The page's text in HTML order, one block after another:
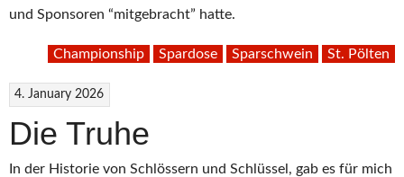
und Sponsoren “mitgebracht” hatte.
Championship Spardose Sparschwein St. Pölten
4. January 2026
Die Truhe
In der Historie von Schlössern und Schlüssel, gab es für mich